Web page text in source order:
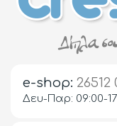
e-shop: 26512
Δευ-Παρ: 09:00-